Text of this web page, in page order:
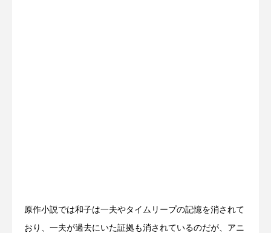
原作小説では和子は一夫やタイムリープの記憶を消されて
おり、一夫が過去にいた証拠も消されているのだが、アニ